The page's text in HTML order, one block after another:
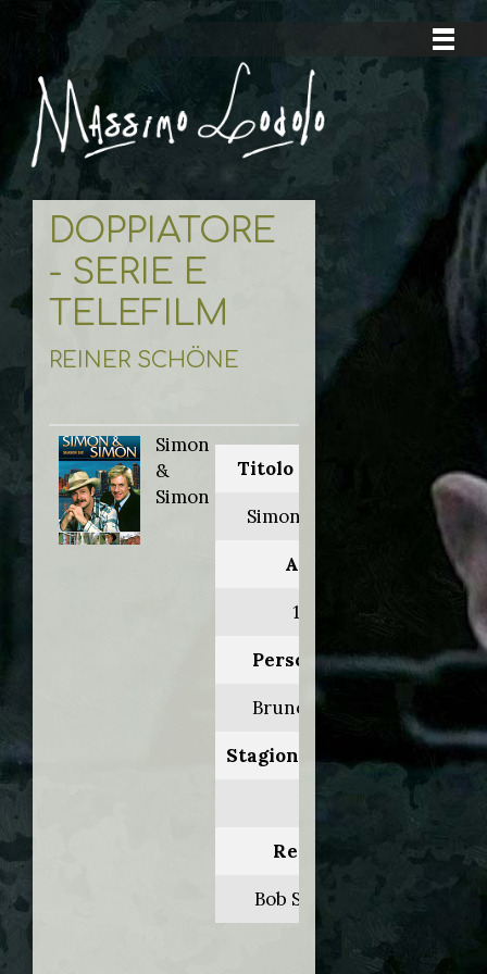
DOPPIATORE
- SERIE E
TELEFILM
REINER SCHÖNE
Simon
&
Simon
Titolo originale:
Simon & Simon
Anno:
1986
Personaggio:
Bruno Volmer
Stagione.Episodio:
Regia di:
Bob Sweeney